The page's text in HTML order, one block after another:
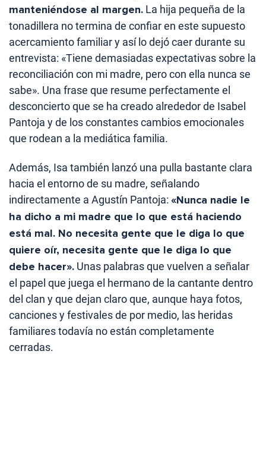
manteniéndose al margen. La hija pequeña de la
tonadillera no termina de confiar en este supuesto
acercamiento familiar y así lo dejó caer durante su
entrevista: «Tiene demasiadas expectativas sobre la
reconciliación con mi madre, pero con ella nunca se
sabe». Una frase que resume perfectamente el
desconcierto que se ha creado alrededor de Isabel
Pantoja y de los constantes cambios emocionales
que rodean a la mediática familia.
Además, Isa también lanzó una pulla bastante clara
hacia el entorno de su madre, señalando
indirectamente a Agustín Pantoja: «Nunca nadie le
ha dicho a mi madre que lo que está haciendo
está mal. No necesita gente que le diga lo que
quiere oír, necesita gente que le diga lo que
debe hacer». Unas palabras que vuelven a señalar
el papel que juega el hermano de la cantante dentro
del clan y que dejan claro que, aunque haya fotos,
canciones y festivales de por medio, las heridas
familiares todavía no están completamente
cerradas.